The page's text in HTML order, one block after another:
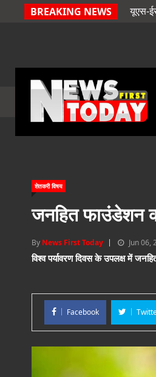
BREAKING NEWS यूएस-
शेतकरी विषय
जनहित फाउंडेशन
By News First Today Jun 06,
विश्व पर्यावरण दिवस के उपलक्ष में
Facebook